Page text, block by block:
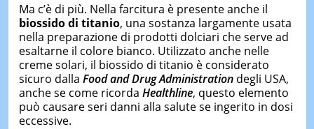
Ma c’è di più. Nella farcitura è presente anche il
biossido di titanio, una sostanza largamente usata
nella preparazione di prodotti dolciari che serve ad
esaltarne il colore bianco. Utilizzato anche nelle
creme solari, il biossido di titanio è considerato
sicuro dalla Food and Drug Administrationdegli USA,
anche se come ricorda Healthline, questo elemento
può causare seri danni alla salute se ingerito in dosi
eccessive.